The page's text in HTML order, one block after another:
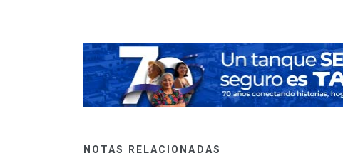
NOTAS RELACIONADAS